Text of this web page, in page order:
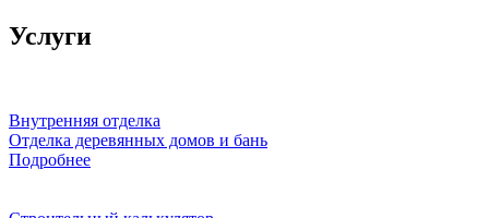
Услуги
Внутренняя отделка
Отделка деревянных домов и бань
Подробнее